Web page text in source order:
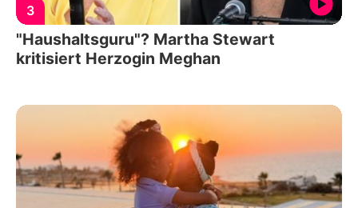
3
"Haushaltsguru"? Martha Stewart
kritisiert Herzogin Meghan